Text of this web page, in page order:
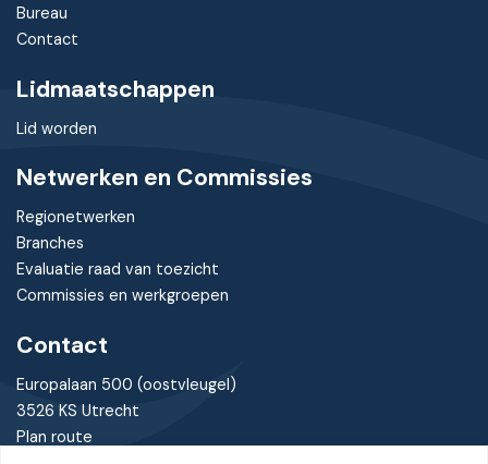
Bureau
Contact
Lidmaatschappen
Lid worden
Netwerken en Commissies
Regionetwerken
Branches
Evaluatie raad van toezicht
Commissies en werkgroepen
Contact
Europalaan 500 (oostvleugel)
3526 KS Utrecht
Plan route